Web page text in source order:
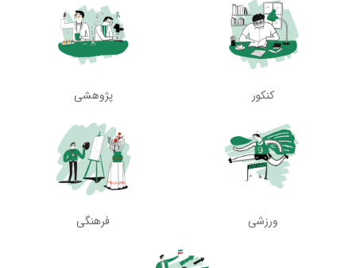
کنکور پژوهشی
ورزشی فرهنگی